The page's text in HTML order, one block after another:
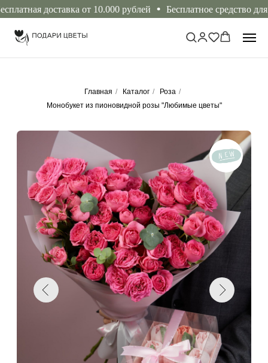
доставка от 10.000 рублей Бесплатное средство для
Главная / Каталог / Роза /
Монобукет из пионовидной розы "Любимые цветы"
София"Букет «Вау —